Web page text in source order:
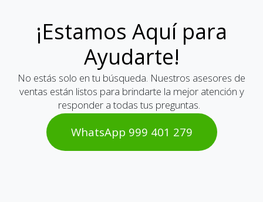
¡Estamos Aquí para
Ayudarte!
No estás solo en tu búsqueda. Nuestros asesores de
ventas están listos para brindarte la mejor atención y
responder a todas tus preguntas.
WhatsAp​​​​p 999 401 2​​79